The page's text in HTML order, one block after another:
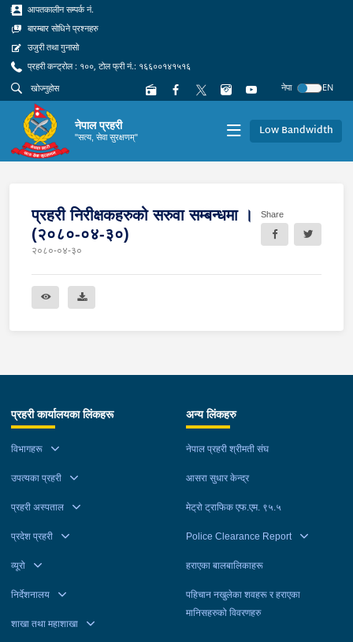
आपतकालीन सम्पर्क नं.
बारम्बार सोधिने प्रश्नहरु
उजुरी तथा गुनासो
प्रहरी कन्ट्रोल : १००, टोल फ्री नं.: १६६००१४१५१६
नेपा
EN
नेपाल प्रहरी
"सत्य, सेवा सुरक्षणम्" Low Bandwidth
प्रहरी निरीक्षकहरुको सरुवा सम्बन्धमा ।
(२०८०-०४-३०)
२०८०-०४-३०
Share
प्रहरी कार्यालयका लिंकहरू
विभागहरू
उपत्यका प्रहरी
प्रहरी अस्पताल
प्रदेश प्रहरी
व्यूरो
निर्देशनालय
शाखा तथा महाशाखा
अन्य लिंकहरु
नेपाल प्रहरी श्रीमती संघ
आसरा सुधार केन्द्र
मेट्रो ट्राफिक एफ.एम. ९५.५
Police Clearance Report
हराएका बालबालिकाहरू
पहिचान नखुलेका शवहरू र हराएका
मानिसहरुको विवरणहरु